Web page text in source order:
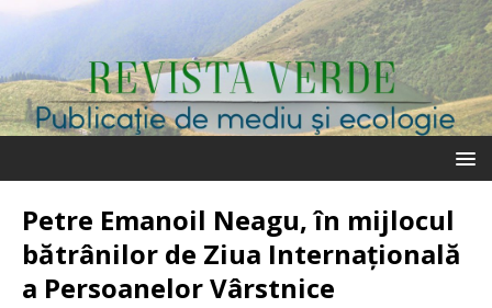
Petre Emanoil Neagu, în mijlocul
bătrânilor de Ziua Internațională
a Persoanelor Vârstnice